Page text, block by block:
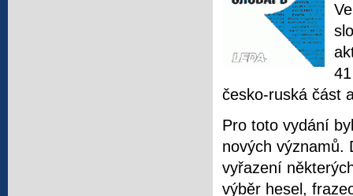
česko-ruská část
Pro toto vydání
nových významů.
vyřazení
výběr hesel,